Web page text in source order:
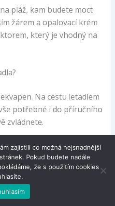
pláž, kam budete moct
žárem a opalovací krém
který je vhodný na
Na cestu letadlem
potřebné i do příručního
zvládnete.
plenky, vlhčené
také dostatek vody a
již není dítě plně
zajistili co možná nejsnadnější
Pokud budete nadále
že s použitím cookies